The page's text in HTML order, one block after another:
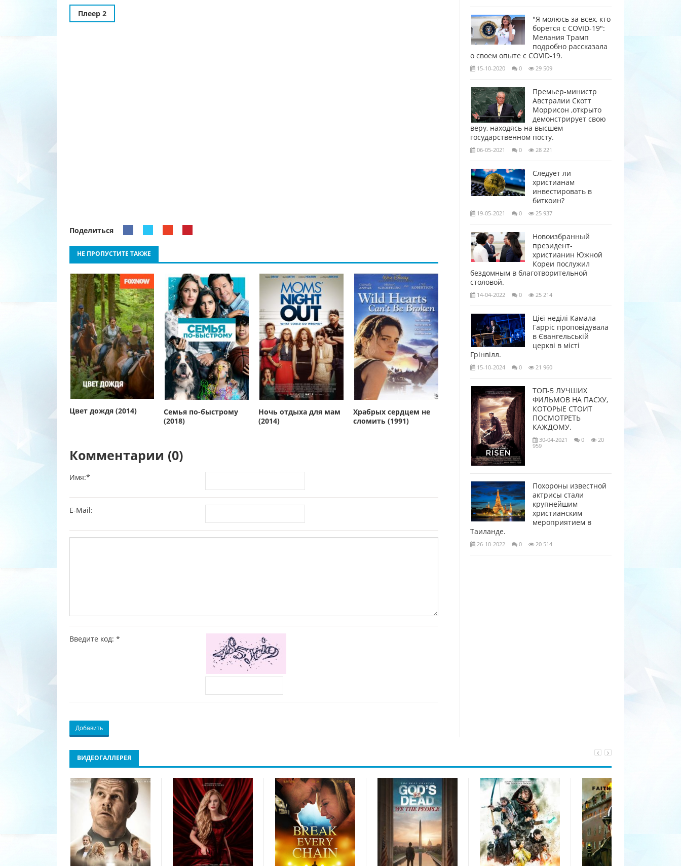
Плеер 2
Поделиться
НЕ ПРОПУСТИТЕ ТАКЖЕ
Цвет дождя (2014)
Семья по-быстрому
(2018)
Ночь отдыха для мам
(2014)
Храбрых сердцем не
сломить (1991)
Комментарии (0)
Имя:*
E-Mail:
Введите код: *
Добавить
"Я молюсь за всех, кто
борется с COVID-19":
Мелания Трамп
подробно рассказала
о своем опыте с COVID-19.
15-10-2020 0 29 509
Премьер-министр
Австралии Скотт
Моррисон ,открыто
демонстрирует свою
веру, находясь на высшем
государственном посту.
06-05-2021 0 28 221
Следует ли
христианам
инвестировать в
биткоин?
19-05-2021 0 25 937
Новоизбранный
президент-
христианин Южной
Кореи послужил
бездомным в благотворительной
столовой.
14-04-2022 0 25 214
Цієї неділі Камала
Гарріс проповідувала
в Євангельській
церкві в місті
Грінвілл.
15-10-2024 0 21 960
ТОП-5 ЛУЧШИХ
ФИЛЬМОВ НА ПАСХУ,
КОТОРЫЕ СТОИТ
ПОСМОТРЕТЬ
КАЖДОМУ.
30-04-2021 0
20
959
Похороны известной
актрисы стали
крупнейшим
христианским
мероприятием в
Таиланде.
26-10-2022 0 20 514
ВИДЕОГАЛЛЕРЕЯ